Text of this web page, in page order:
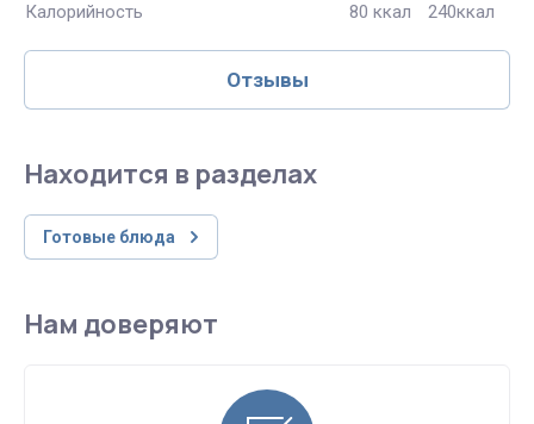
Калорийность
80 ккал 240ккал
Отзывы
Находится в разделах
Готовые блюда
Нам доверяют